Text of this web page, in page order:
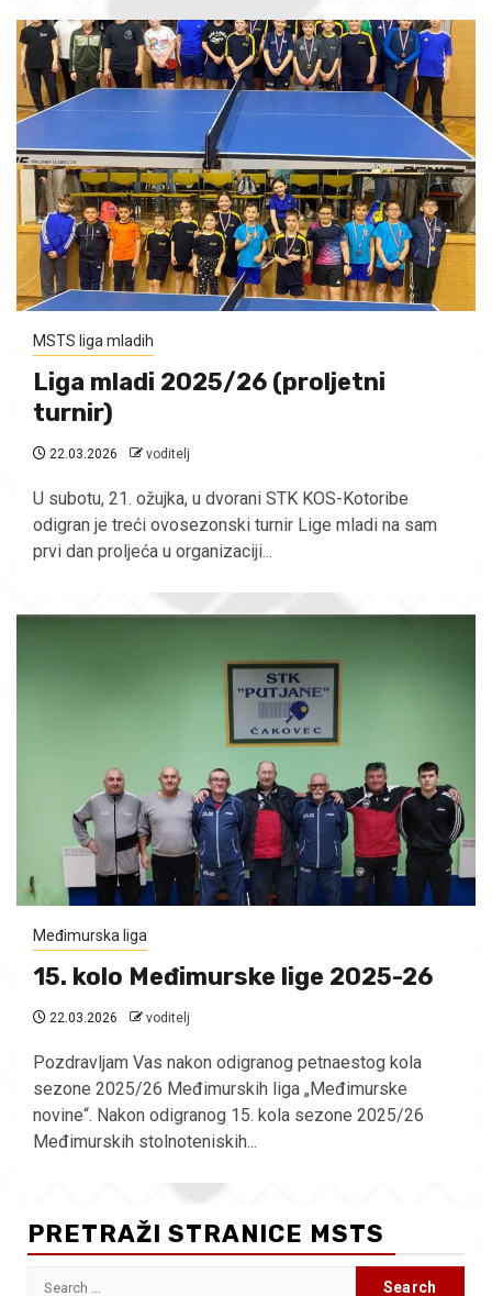
MSTS liga mladih
Liga mladi 2025/26 (proljetni
turnir)
22.03.2026 voditelj
U subotu, 21. ožujka, u dvorani STK KOS-Kotoribe
odigran je treći ovosezonski turnir Lige mladi na sam
prvi dan proljeća u organizaciji...
Međimurska liga
15. kolo Međimurske lige 2025-26
22.03.2026 voditelj
Pozdravljam Vas nakon odigranog petnaestog kola
sezone 2025/26 Međimurskih liga „Međimurske
novine“. Nakon odigranog 15. kola sezone 2025/26
Međimurskih stolnoteniskih...
PRETRAŽI STRANICE MSTS
Search